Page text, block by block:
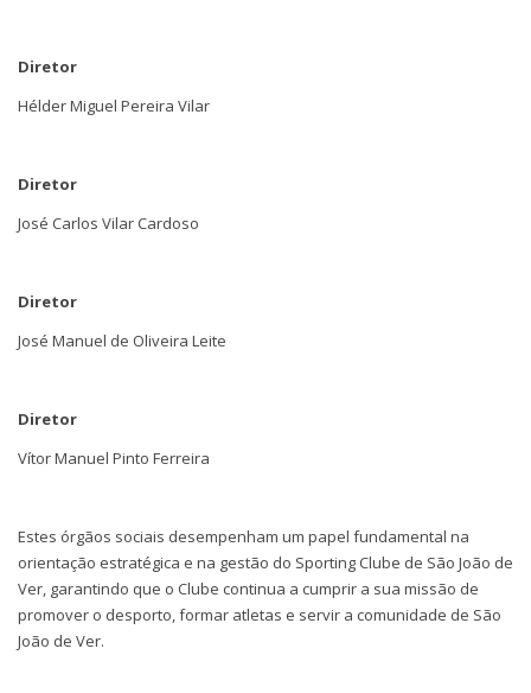
Diretor
Hélder Miguel Pereira Vilar
Diretor
José Carlos Vilar Cardoso
Diretor
José Manuel de Oliveira Leite
Diretor
Vítor Manuel Pinto Ferreira
Estes órgãos sociais desempenham um papel fundamental na
orientação estratégica e na gestão do Sporting Clube de São João de
Ver, garantindo que o Clube continua a cumprir a sua missão de
promover o desporto, formar atletas e servir a comunidade de São
João de Ver.